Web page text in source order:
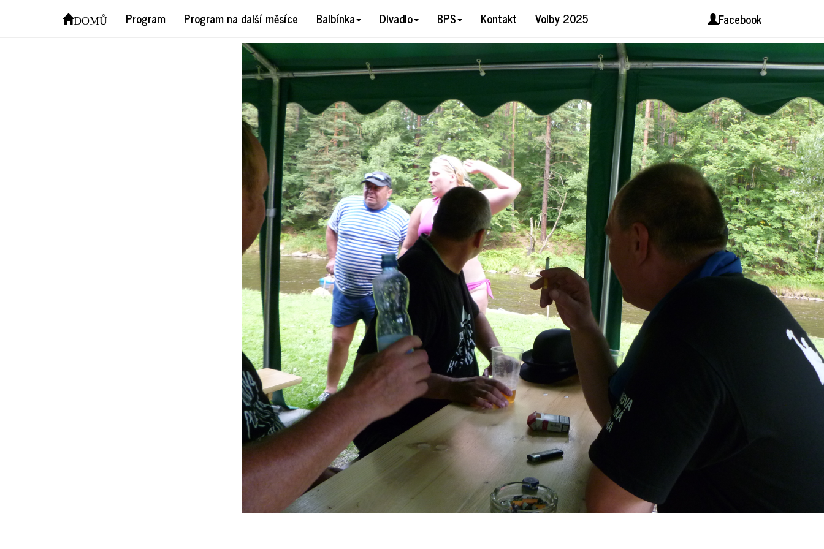
DOMŮ Program Program na další měsíce Balbínka Divadlo BPS Kontakt Volby 2025 Facebook
P1060659